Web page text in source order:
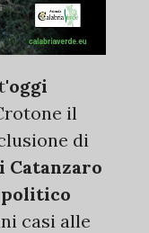
oggi
il
di
Catanzaro
casi alle